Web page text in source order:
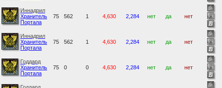
Иннадрил
Хранитель
Портала
75 562 1 4,630 2,284 нет да нет
Иннадрил
Хранитель
Портала
75 562 1 4,630 2,284 нет да нет
Годдард
Хранитель
Портала
75 0 0 4,630 2,284 нет да нет